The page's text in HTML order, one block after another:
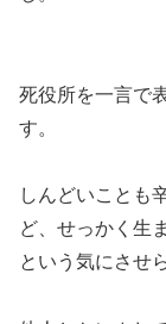
死役所を一言で
す。
しんどいことも
ど、せっかく生
という気にさせ